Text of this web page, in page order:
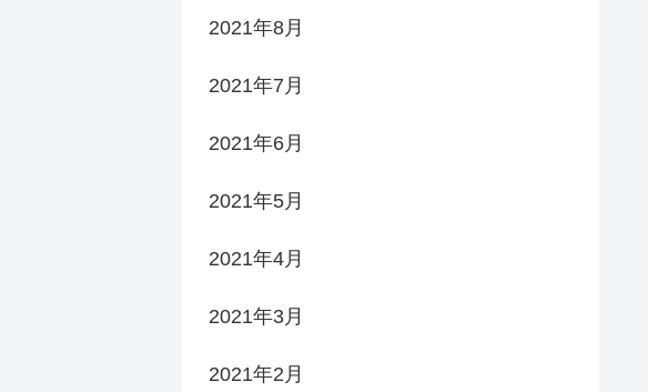
2021年8月
2021年7月
2021年6月
2021年5月
2021年4月
2021年3月
2021年2月